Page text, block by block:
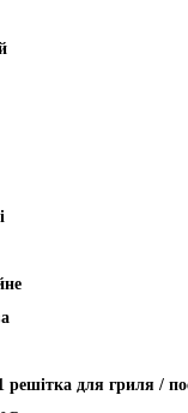
решітка для гриля /